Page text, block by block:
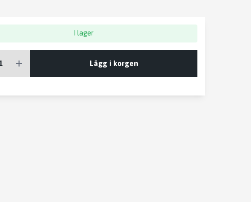
I lager
Lägg i korgen